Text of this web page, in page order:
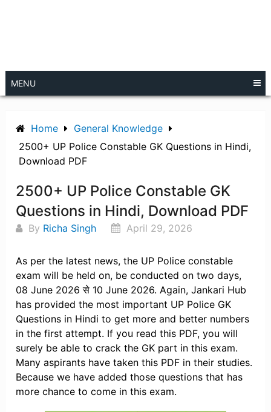
MENU
Home
General Knowledge
2500+ UP Police Constable GK Questions in Hindi,
Download PDF
2500+ UP Police Constable GK
Questions in Hindi, Download PDF
By Richa Singh April 29, 2026
As per the latest news, the UP Police constable
exam will be held on, be conducted on two days,
08 June 2026 से 10 June 2026. Again, Jankari Hub
has provided the most important UP Police GK
Questions in Hindi to get more and better numbers
in the first attempt. If you read this PDF, you will
surely be able to crack the GK part in this exam.
Many aspirants have taken this PDF in their studies.
Because we have added those questions that has
more chance to come in this exam.